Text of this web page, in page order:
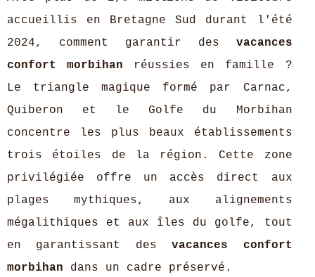
accueillis en Bretagne Sud durant l'été
2024, comment garantir des vacances
confort morbihan réussies en famille ?
Le triangle magique formé par Carnac,
Quiberon et le Golfe du Morbihan
concentre les plus beaux établissements
trois étoiles de la région. Cette zone
privilégiée offre un accès direct aux
plages mythiques, aux alignements
mégalithiques et aux îles du golfe, tout
en garantissant desvacances confort
morbihan dans un cadre préservé.